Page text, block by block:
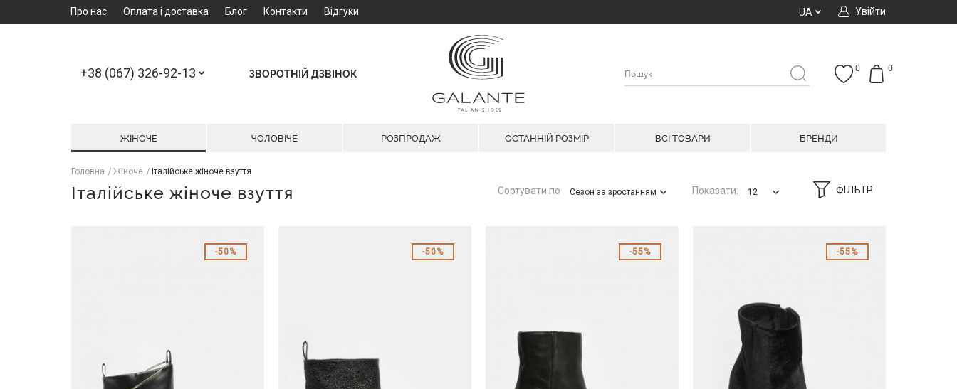
Про нас Оплата і доставка Блог Контакти Відгуки Увійти
UA
+38 (067) 326-92-13 ЗВОРОТНІЙ ДЗВІНОК
0
0
ЖІНОЧЕ ЧОЛОВІЧЕ РОЗПРОДАЖ ОСТАННІЙ РОЗМІР ВСІ ТОВАРИ БРЕНДИ
Головна Жіноче Італійське жіноче взуття
Італійське жіноче взуття ФІЛЬТР
Сортувати по Сезон за зростанням Показати: 12
50% 50% 55% 55%